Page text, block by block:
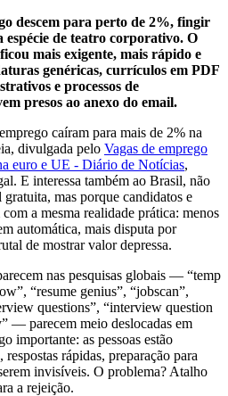
descem para perto de 2%, fingir
espécie de teatro corporativo. O
mais exigente, mais rápido e
genéricas, currículos em PDF
e processos de
presos ao anexo do email.
caíram para mais de 2% na
divulgada pelo Vagas de emprego
euro e UE - Diário de Notícias,
E interessa também ao Brasil, não
mas porque candidatos e
a mesma realidade prática: menos
automática, mais disputa por
de mostrar valor depressa.
nas pesquisas globais — “temp
“resume genius”, “jobscan”,
questions”, “interview question
— parecem meio deslocadas em
importante: as pessoas estão
respostas rápidas, preparação para
invisíveis. O problema? Atalho
a rejeição.